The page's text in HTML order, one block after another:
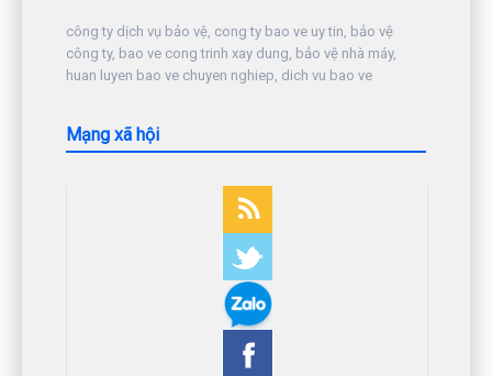
công ty dịch vụ bảo vệ, cong ty bao ve uy tin, bảo vệ
công ty, bao ve cong trinh xay dung, bảo vệ nhà máy,
huan luyen bao ve chuyen nghiep, dich vu bao ve
Mạng xã hội